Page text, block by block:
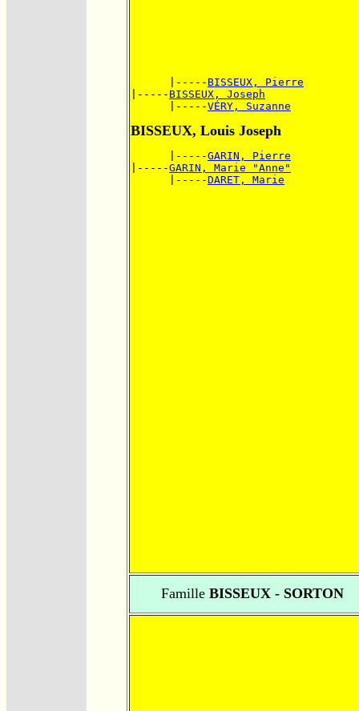
      |-----
BISSEUX, Pierre
|----- BISSEUX, Joseph
      |-----
VÉRY, Suzanne
BISSEUX, Louis Joseph
      |-----
GARIN, Pierre
|-----GARIN, Marie "Anne"
      |-----
DARET, Marie
FamilleBISSEUX - SORTON